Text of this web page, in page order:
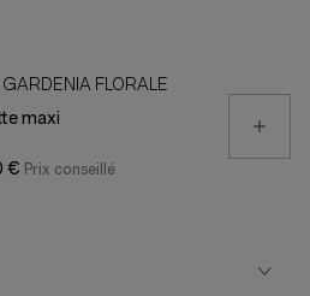
GARDENIA FLORALE
maxi
€